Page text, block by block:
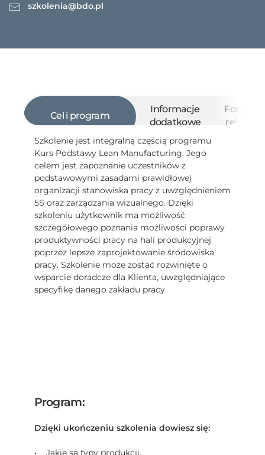
szkolenia@bdo.pl
Cel i program
Informacje
dodatkowe
Szkolenie jest integralną częścią programu
Kurs Podstawy Lean Manufacturing. Jego
celem jest zapoznanie uczestników z
podstawowymi zasadami prawidłowej
organizacji stanowiska pracy z uwzględnieniem
5S oraz zarządzania wizualnego. Dzięki
szkoleniu użytkownik ma możliwość
szczegółowego poznania możliwości poprawy
produktywności pracy na hali produkcyjnej
poprzez lepsze zaprojektowanie środowiska
pracy. Szkolenie może zostać rozwinięte o
wsparcie doradcze dla Klienta, uwzględniające
specyfikę danego zakładu pracy.
Program:
Dzięki ukończeniu szkolenia dowiesz się:
• Jakie są typy produkcji.